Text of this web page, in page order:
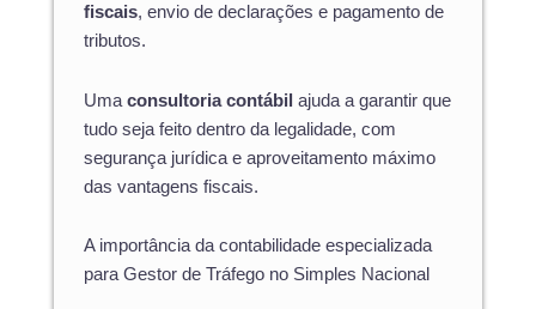
fiscais, envio de declarações e pagamento de
tributos.
Uma consultoria contábil ajuda a garantir que
tudo seja feito dentro da legalidade, com
segurança jurídica e aproveitamento máximo
das vantagens fiscais.
A importância da contabilidade especializada
para Gestor de Tráfego no Simples Nacional